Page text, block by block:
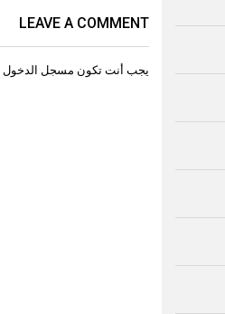
LEAVE A COMMENT
يجب أنت تكون مسجل الدخول